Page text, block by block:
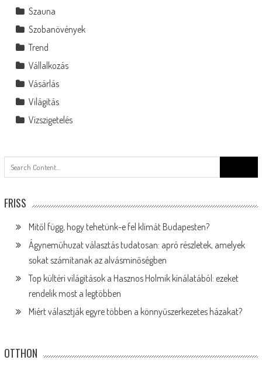
Szauna
Szobanövények
Trend
Vállalkozás
Vásárlás
Világítás
Vízszigetelés
for:
FRISS
Mitől függ, hogy tehetünk-e fel klímát Budapesten?
Ágyneműhuzat választás tudatosan: apró részletek, amelyek
sokat számítanak az alvásminőségben
Top kültéri világítások a Hasznos Holmik kínálatából: ezeket
rendelik most a legtöbben
Miért választják egyre többen a könnyűszerkezetes házakat?
OTTHON